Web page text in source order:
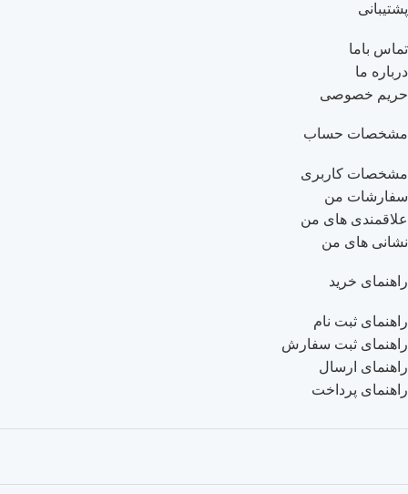
پشتیبانی
تماس باما
درباره ما
حریم خصوصی
مشخصات حساب
مشخصات کاربری
سفارشات من
علاقمندی های من
نشانی های من
راهنمای خرید
راهنمای ثبت نام
راهنمای ثبت سفارش
راهنمای ارسال
راهنمای پرداخت